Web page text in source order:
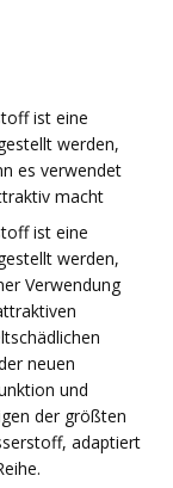
ist eine
werden,
es verwendet
macht
ist eine
werden,
Verwendung
neuen
und
der größten
adaptiert